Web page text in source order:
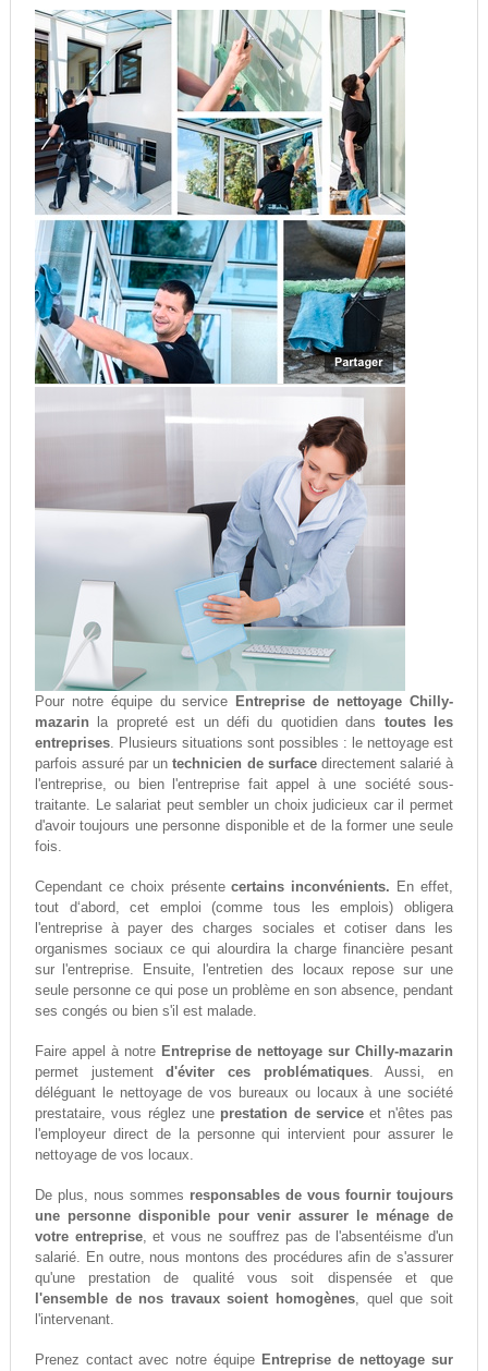
Pour notre équipe du service Entreprise de nettoyage Chilly-
mazarin la propreté est un défi du quotidien dans toutes les
entreprises. Plusieurs situations sont possibles : le nettoyage est
parfois assuré par untechnicien de surfacedirectement salarié à
l'entreprise, ou bien l'entreprise fait appel à une société sous-
traitante. Le salariat peut sembler un choix judicieux car il permet
d'avoir toujours une personne disponible et de la former une seule
fois.
Cependant ce choix présentecertains inconvénients. En effet,
tout d‘abord, cet emploi (comme tous les emplois) obligera
l'entreprise à payer des charges sociales et cotiser dans les
organismes sociaux ce qui alourdira la charge financière pesant
sur l'entreprise. Ensuite, l'entretien des locaux repose sur une
seule personne ce qui pose un problème en son absence, pendant
ses congés ou bien s'il est malade.
Faire appel à notre Entreprise de nettoyage sur Chilly-mazarin
permet justementd'éviter ces problématiques. Aussi, en
déléguant le nettoyage de vos bureaux ou locaux à une société
prestataire, vous réglez une prestation de service et n'êtes pas
l'employeur direct de la personne qui intervient pour assurer le
nettoyage de vos locaux.
De plus, nous sommes responsables de vous fournir toujours
une personne disponible pour venir assurer le ménage de
votre entreprise, et vous ne souffrez pas de l'absentéisme d'un
salarié. En outre, nous montons des procédures afin de s'assurer
qu'une prestation de qualité vous soit dispensée et que
l'ensemble de nos travaux soient homogènes, quel que soit
l'intervenant.
Prenez contact avec notre équipe Entreprise de nettoyage sur